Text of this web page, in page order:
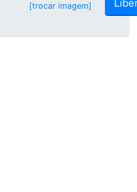
[trocar imagem]